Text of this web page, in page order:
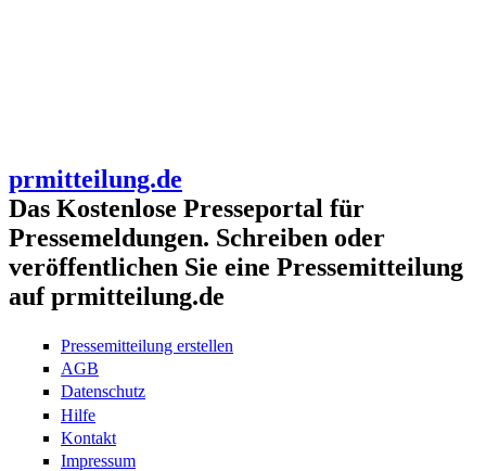
prmitteilung.de
Das Kostenlose Presseportal für
Pressemeldungen. Schreiben oder
veröffentlichen Sie eine Pressemitteilung
auf prmitteilung.de
Pressemitteilung erstellen
AGB
Datenschutz
Hilfe
Kontakt
Impressum